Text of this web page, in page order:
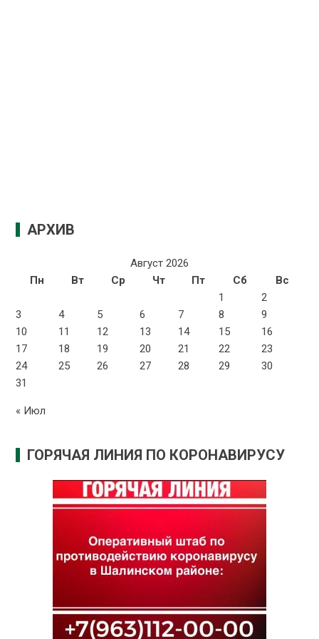
АРХИВ
Август 2026
Пн
Вт Ср Чт Пт Сб
Вс
1
2
3
4 5 6 7 8
9
10
11 12 13 14 15
16
17
18 19 20 21 22
23
24
25 26 27 28 29
30
31
« Июл
ГОРЯЧАЯ ЛИНИЯ ПО КОРОНАВИРУСУ